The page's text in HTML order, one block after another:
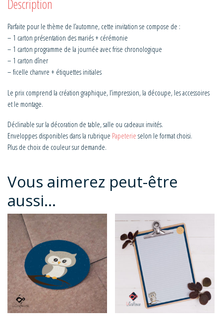
Description
Parfaite pour le thème de l’automne, cette invitation se compose de :
– 1 carton présentation des mariés + cérémonie
– 1 carton programme de la journée avec frise chronologique
– 1 carton dîner
– ficelle chanvre + étiquettes initiales
Le prix comprend la création graphique, l’impression, la découpe, les accessoires
et le montage.
Déclinable sur la décoration de table, salle ou cadeaux invités.
Enveloppes disponibles dans la rubrique Papeterie selon le format choisi.
Plus de choix de couleur sur demande.
Vous aimerez peut-être
aussi…